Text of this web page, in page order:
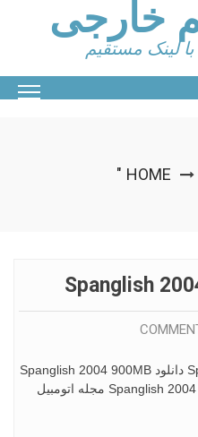
خارجی
با لینک مستقیم
HOME
دانلود Spanglish 2004 900MB – .uk دانلود Spanglish 2004 900MB